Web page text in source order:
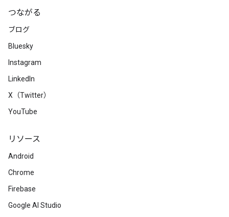
つながる
ブログ
Bluesky
Instagram
LinkedIn
X（Twitter）
YouTube
リソース
Android
Chrome
Firebase
Google AI Studio